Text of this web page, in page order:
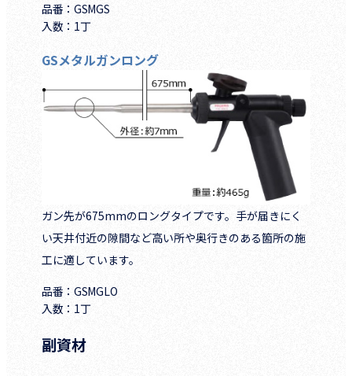
品番：GSMGS
入数：1丁
GSメタルガンロング
ガン先が675mmのロングタイプです。手が届きにく
い天井付近の隙間など高い所や奥行きのある箇所の施
工に適しています。
品番：GSMGLO
入数：1丁
副資材